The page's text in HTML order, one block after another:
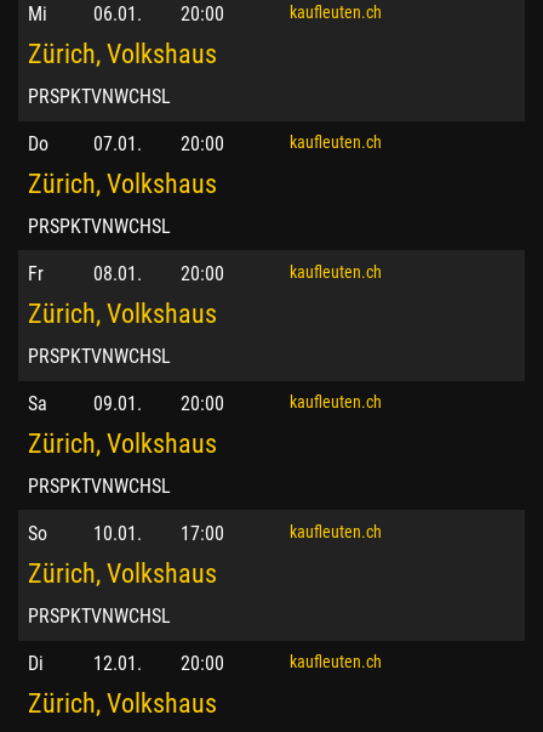
Mi 06.01. 20:00
Zürich, Volkshaus
PRSPKTVNWCHSL
kaufleuten.ch
Do 07.01. 20:00
Zürich, Volkshaus
PRSPKTVNWCHSL
kaufleuten.ch
Fr 08.01. 20:00
Zürich, Volkshaus
PRSPKTVNWCHSL
kaufleuten.ch
Sa 09.01. 20:00
Zürich, Volkshaus
PRSPKTVNWCHSL
kaufleuten.ch
So 10.01. 17:00
Zürich, Volkshaus
PRSPKTVNWCHSL
kaufleuten.ch
Di 12.01. 20:00
Zürich, Volkshaus
kaufleuten.ch